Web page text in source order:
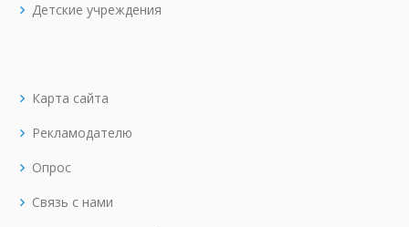
Детские учреждения
Карта сайта
Рекламодателю
Опрос
Связь с нами